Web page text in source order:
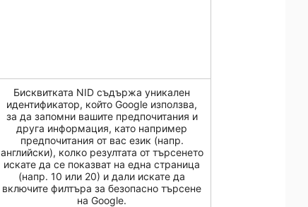
Бисквитката NID съдържа уникален
идентификатор, който Google използва,
за да запомни вашите предпочитания и
друга информация, като например
предпочитания от вас език (напр.
английски), колко резултата от търсенето
искате да се показват на една страница
(напр. 10 или 20) и дали искате да
включите филтъра за безопасно търсене
на Google.